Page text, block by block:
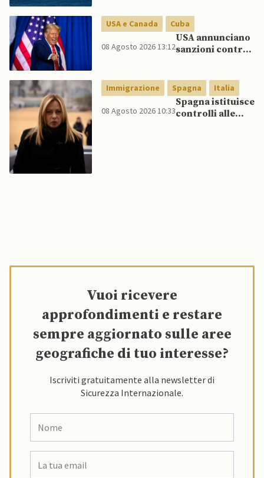
ma non aprirà il
canale”
USA e Canada Cuba
08 Agosto 2026 13:12
USA annunciano
sanzioni contro
Immigrazione Spagna Italia
08 Agosto 2026 10:33
Spagna istituisce
controlli alle
Vuoi ricevere
approfondimenti e restare
sempre aggiornato sulle aree
geografiche di tuo interesse?
Iscriviti gratuitamente alla newsletter di
Sicurezza Internazionale.